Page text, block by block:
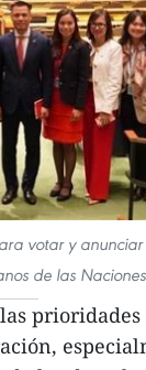
votar y
de las